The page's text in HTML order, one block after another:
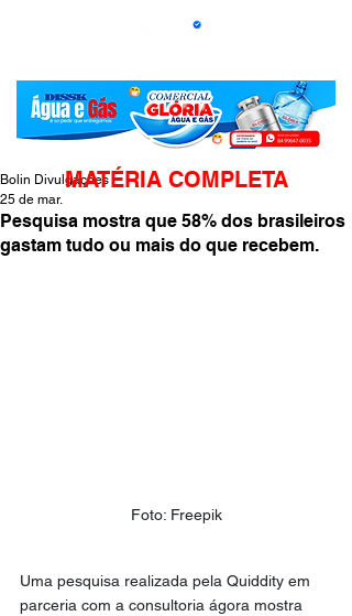
Pesquisa mostra que 58% dos brasileiros
gastam tudo ou mais do que recebem.
Bolin Divulgações
25 de mar.
Foto: Freepik
Uma pesquisa realizada pela Quiddity em
parceria com a consultoria ágora mostra
MATÉRIA COMPLETA